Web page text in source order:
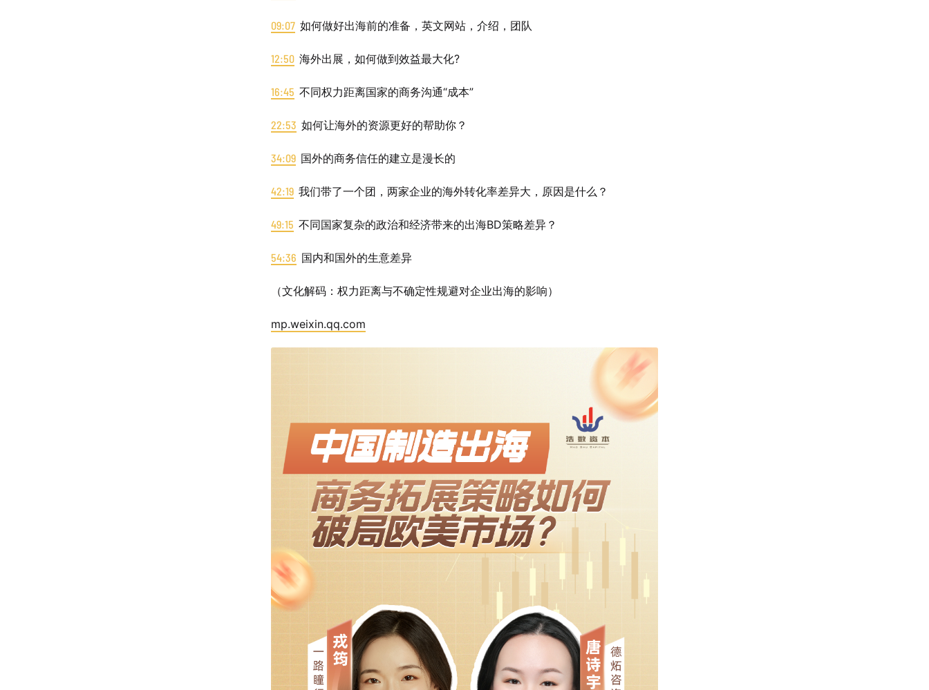
09:07 如何做好出海前的准备，英文网站，介绍，团队
12:50 海外出展，如何做到效益最大化?
16:45 不同权力距离国家的商务沟通“成本”
22:53 如何让海外的资源更好的帮助你？
34:09 国外的商务信任的建立是漫长的
42:19 我们带了一个团，两家企业的海外转化率差异大，原因是什么？
49:15 不同国家复杂的政治和经济带来的出海BD策略差异？
54:36 国内和国外的生意差异
（文化解码：权力距离与不确定性规避对企业出海的影响）
mp.weixin.qq.com